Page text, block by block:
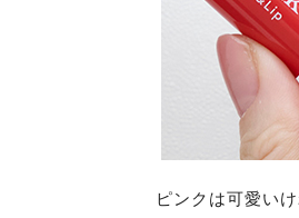
ピンクは可愛い